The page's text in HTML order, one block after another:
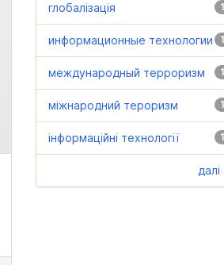
1
глобалізація
1
информационные технологии
1
международный терроризм
1
міжнародний тероризм
1
інформаційні технології
далі